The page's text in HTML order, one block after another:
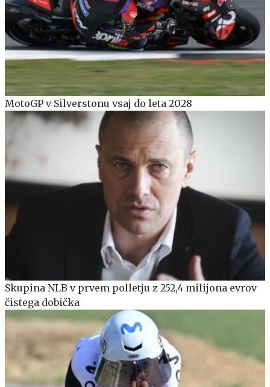
MotoGP v Silverstonu vsaj do leta 2028
Skupina NLB v prvem polletju z 252,4 milijona evrov
čistega dobička